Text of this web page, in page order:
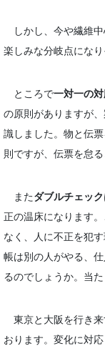
しかし、今や繊維中
楽しみな分岐点になり
ところで一対一の
の原則がありますが
識しました。物と伝
則ですが、伝票を怠
またダブルチェック
正の温床になります
なく、人に不正を犯
帳は別の人がやる、
るのでしょうか。当た
東京と大阪を行き来
おります。変化に対